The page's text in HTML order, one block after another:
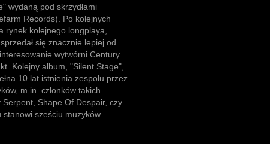
wydaną pod skrzydłami
Records). Po kolejnych
rynek kolejnego longplaya,
się znacznie lepiej od
wytwórni Century
Kolejny album, "Silent Stage",
10 lat istnienia zespołu przez
m.in. członków takich
Shape Of Despair, czy
stanowi sześciu muzyków.